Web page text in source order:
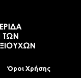
Όροι Χρήσης